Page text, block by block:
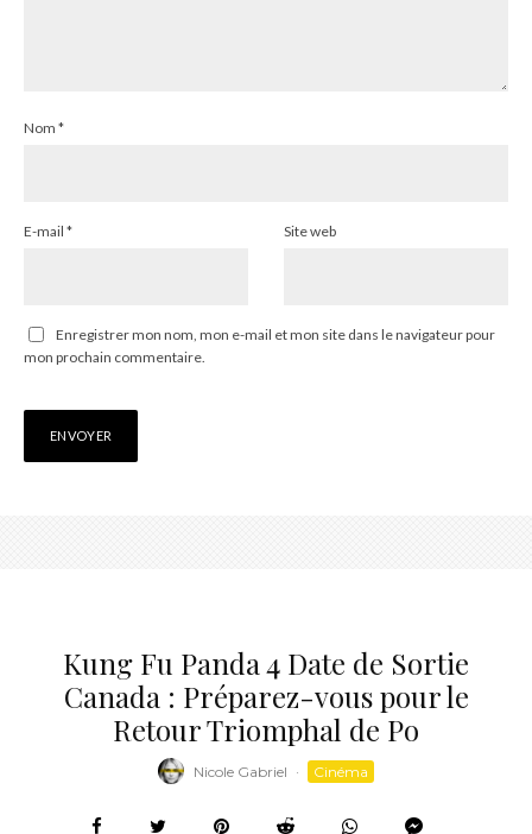
Nom *
E-mail * Site web
Enregistrer mon nom, mon e-mail et mon site dans le navigateur pour
mon prochain commentaire.
Kung Fu Panda 4 Date de Sortie
Canada : Préparez-vous pour le
Retour Triomphal de Po
Nicole Gabriel · Cinéma